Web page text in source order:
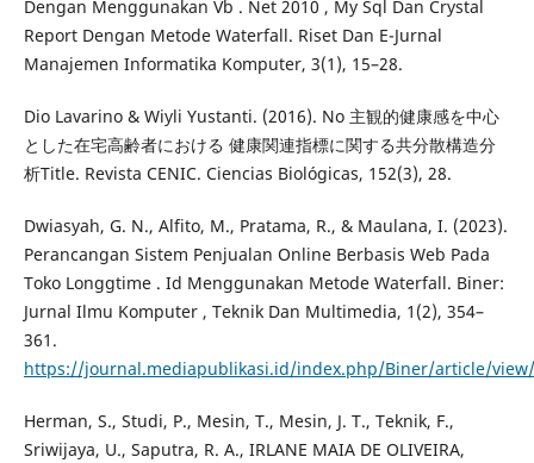
Dengan Menggunakan Vb . Net 2010 , My Sql Dan Crystal
Report Dengan Metode Waterfall. Riset Dan E-Jurnal
Manajemen Informatika Komputer, 3(1), 15–28.
Dio Lavarino & Wiyli Yustanti. (2016). No 主観的健康感を中心
とした在宅高齢者における 健康関連指標に関する共分散構造分
析Title. Revista CENIC. Ciencias Biológicas, 152(3), 28.
Dwiasyah, G. N., Alfito, M., Pratama, R., & Maulana, I. (2023).
Perancangan Sistem Penjualan Online Berbasis Web Pada
Toko Longgtime . Id Menggunakan Metode Waterfall. Biner:
Jurnal Ilmu Komputer , Teknik Dan Multimedia, 1(2), 354–
361.
https://journal.mediapublikasi.id/index.php/Biner/article/
Herman, S., Studi, P., Mesin, T., Mesin, J. T., Teknik, F.,
Sriwijaya, U., Saputra, R. A., IRLANE MAIA DE OLIVEIRA,